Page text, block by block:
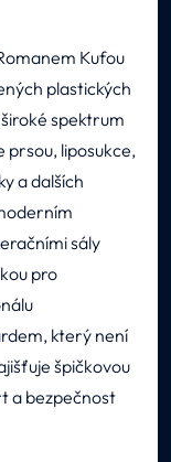
Kufou
plastických
spektrum
prsou, liposukce,
a dalších
sály
pro
který není
špičkovou
a bezpečnost